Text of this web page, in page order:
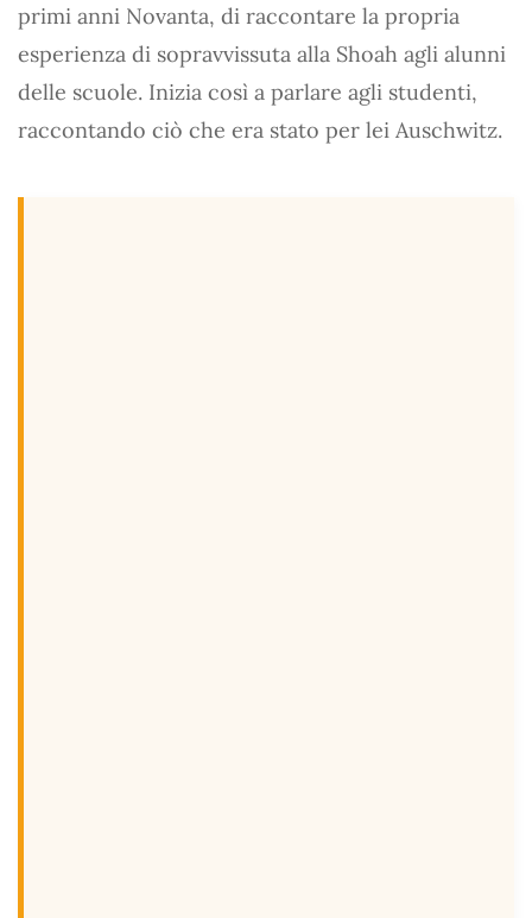
primi anni Novanta, di raccontare la propria
esperienza di sopravvissuta alla Shoah agli alunni
delle scuole. Inizia così a parlare agli studenti,
raccontando ciò che era stato per lei Auschwitz.